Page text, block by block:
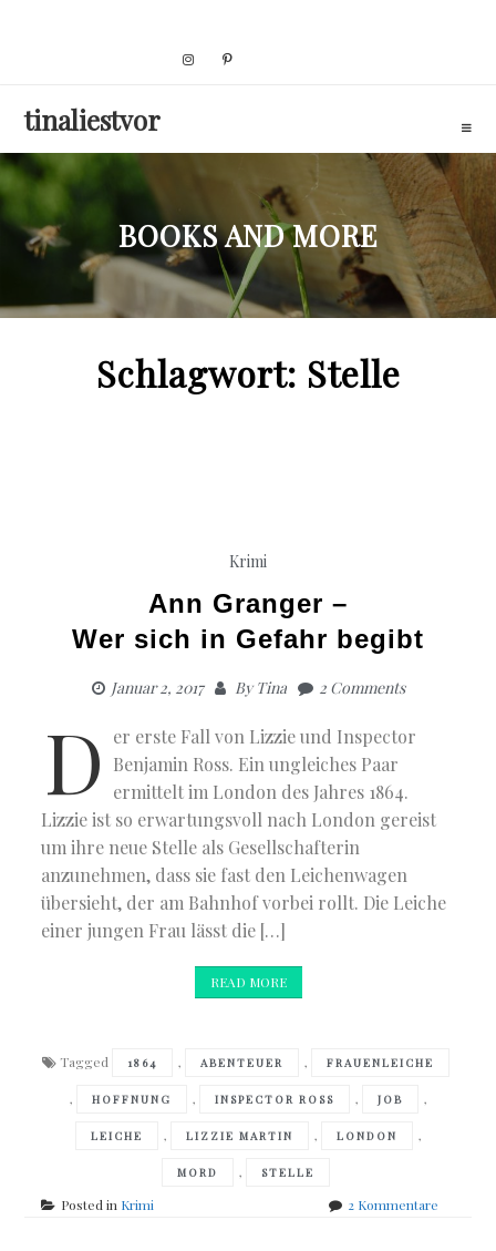
tinaliestvor
BOOKS AND MORE
Schlagwort: Stelle
Krimi
Ann Granger –
Wer sich in Gefahr begibt
Januar 2, 2017 ByTina 2 Comments
D
er erste Fall von Lizzie und Inspector
Benjamin Ross. Ein ungleiches Paar
ermittelt im London des Jahres 1864.
Lizzie ist so erwartungsvoll nach London gereist
um ihre neue Stelle als Gesellschafterin
anzunehmen, dass sie fast den Leichenwagen
übersieht, der am Bahnhof vorbei rollt. Die Leiche
einer jungen Frau lässt die […]
READ MORE
Tagged 1864 , ABENTEUER , FRAUENLEICHE
, HOFFNUNG , INSPECTOR ROSS , JOB ,
LEICHE , LIZZIE MARTIN , LONDON ,
MORD , STELLE
Posted in Krimi 2 Kommentarezu